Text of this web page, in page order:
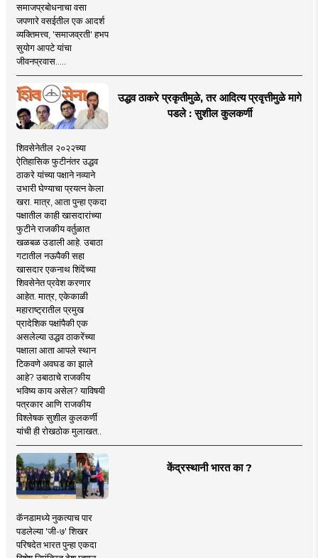
समाजप्रबोधनाचा वसा
जपणारे वसईतील एक आदर्श
व्यक्तिमत्त्व, 'समाजव्रती' हभप
सुयोग आपटे यांचा
जीवनप्रवास.....
उद्धव ठाकरे प्रकृतीमुळे, तर आदित्य प्रवृत्तीमुळे मागे
पडले : सुशील कुलकर्णी
शिवसेनेतील २०२२च्या
ऐतिहासिक फुटीनंतर उद्धव
ठाकरे यांच्या पक्षाने नव्याने
उभारी घेण्याचा प्रयत्न केला
खरा. मात्र, आता पुन्हा एकदा
पक्षातील काही खासदारांच्या
फुटीने राजकीय वर्तुळात
खळबळ उडाली आहे. उबाठा
गटातील नऊपैकी सहा
खासदार एकनाथ शिंदेंच्या
शिवसेनेत प्रवेश करणार
आहेत. मात्र, एकेकाळी
महाराष्ट्रातील प्रमुख
प्रादेशिक पक्षांपैकी एक
असलेल्या उद्धव ठाकरेंच्या
पक्षाला आता आपले स्थान
टिकवणे अवघड का झाले
आहे? उबाठाचे राजकीय
भविष्य काय असेल? याविषयी
पत्रकार आणि राजकीय
विश्लेषक सुशील कुलकर्णी
यांची ही रोखठोक मुलाखत..
केंद्रस्थानी भारत का ?
कॅनडामध्ये नुकत्याच पार
पडलेल्या 'जी-७' शिखर
परिषदेत भारत पुन्हा एकदा